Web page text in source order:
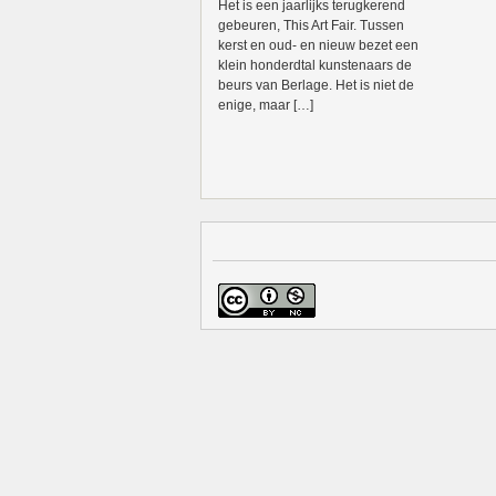
Het is een jaarlijks terugkerend
gebeuren, This Art Fair. Tussen
kerst en oud- en nieuw bezet een
klein honderdtal kunstenaars de
beurs van Berlage. Het is niet de
enige, maar […]